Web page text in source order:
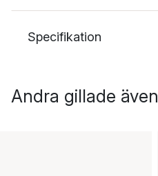
Specifikation
Andra gillade även